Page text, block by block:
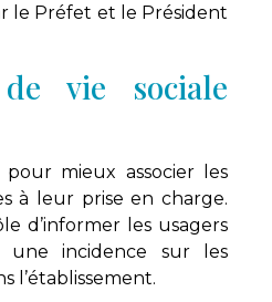
le Préfet et le Président
vie sociale
mieux associer les
à leur prise en charge.
d’informer les usagers
incidence sur les
l’établissement.